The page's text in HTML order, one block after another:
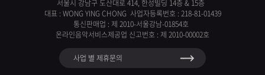
서울시 강남구 도산대로 414, 한성빌딩 14층 & 15층
대표 : WONG YING CHONG 사업자등록번호 : 218-81-01439
통신판매업 : 제 2010-서울강남-01854호
온라인음악서비스제공업 신고번호 : 제 2010-00002호
사업 별 제휴문의